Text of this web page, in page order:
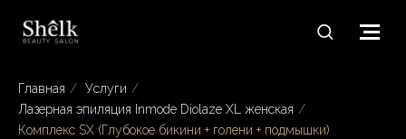
Главная / Услуги /
Лазерная эпиляция Inmode Diolaze XL женская /
Комплекс SX (Глубокое бикини + голени + подмышки)